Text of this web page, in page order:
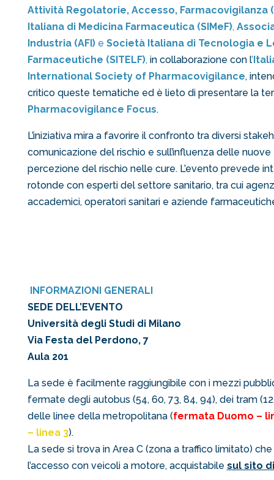
Attività Regolatorie, Accesso, Farmacovigilanza
Italiana di Medicina Farmaceutica (SIMeF),
Industria (AFI)e Società Italiana di Tecnologia e
Farmaceutiche (SITELF),in collaborazione con l’
International Society of Pharmacovigilance,
critico queste tematiche ed è lieto di presentare la
Pharmacovigilance Focus.
L’iniziativa mira a favorire il confronto tra diversi
comunicazione del rischio e sull’influenza delle
percezione del rischio nelle cure. L’evento prevede
rotonde con esperti del settore sanitario, tra cui
accademici, operatori sanitari e aziende
INFORMAZIONI GENERALI
SEDE DELL’EVENTO
Università degli Studi di Milano
Via Festa del Perdono, 7
Aula 201
La sede è facilmente raggiungibile con i mezzi
fermate degli autobus (54, 60, 73, 84, 94), dei tram
delle linee della metropolitana (fermata Duomo –
– linea 3).
La sede si trova in Area C (zona a traffico limitato)
l’accesso con veicoli a motore, acquistabile sul sito